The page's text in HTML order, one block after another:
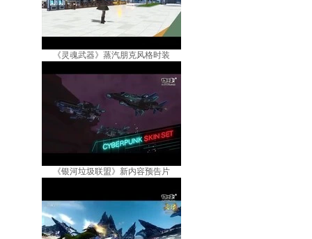
《灵魂武器》蒸汽朋克风格时装
《银河垃圾联盟》新内容预告片